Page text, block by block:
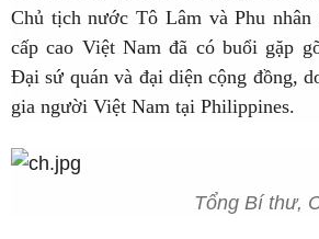
Chủ tịch nước Tô Lâm và Phu
cấp cao Việt Nam đã có buổi gặp
Đại sứ quán và đại diện cộng đồng,
gia người Việt Nam tại Philippines.
Tổng Bí thư,